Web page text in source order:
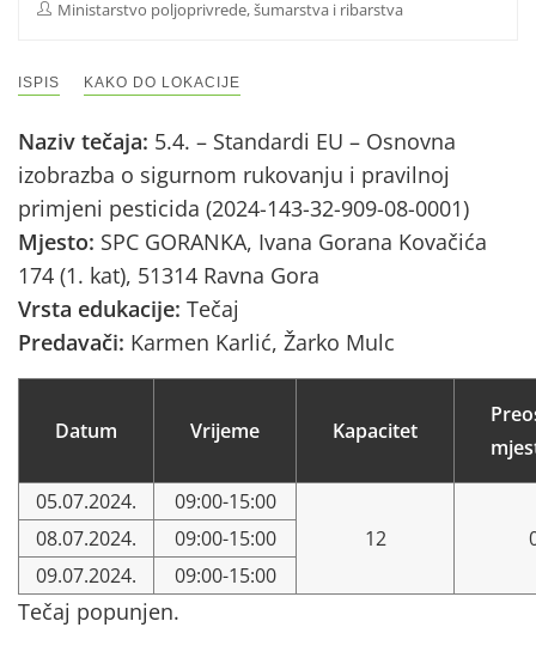
Ministarstvo poljoprivrede, šumarstva i ribarstva
ISPIS KAKO DO LOKACIJE
Naziv tečaja: 5.4. – Standardi EU – Osnovna
izobrazba o sigurnom rukovanju i pravilnoj
primjeni pesticida (2024-143-32-909-08-0001)
Mjesto: SPC GORANKA, Ivana Gorana Kovačića
174 (1. kat), 51314 Ravna Gora
Vrsta edukacije: Tečaj
Predavači: Karmen Karlić, Žarko Mulc
Datum Vrijeme Kapacitet
05.07.2024.
09:00-15:00
12
08.07.2024.
09:00-15:00
09.07.2024.
09:00-15:00
Tečaj popunjen.